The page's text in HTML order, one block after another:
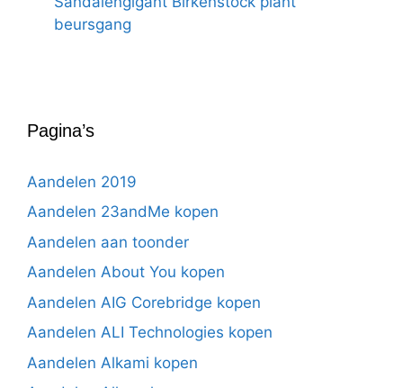
beursgang
Pagina’s
Aandelen 2019
Aandelen 23andMe kopen
Aandelen aan toonder
Aandelen About You kopen
Aandelen AIG Corebridge kopen
Aandelen ALI Technologies kopen
Aandelen Alkami kopen